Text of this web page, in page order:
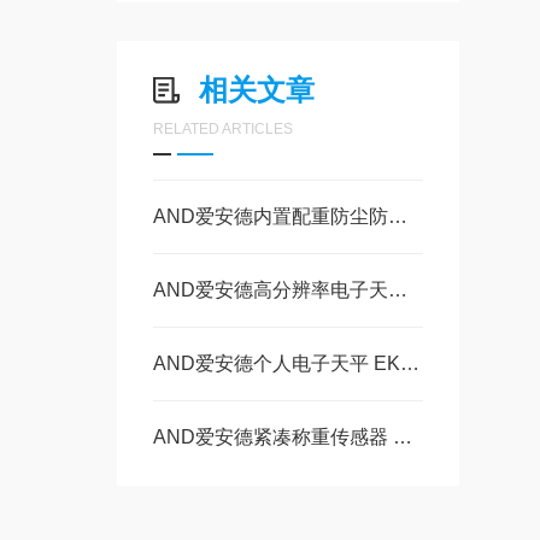
相关文章
RELATED ARTICLES
AND爱安德内置配重防尘防水电子天平 FZ-120iWP的操作使用
AND爱安德高分辨率电子天平 EJ-123B的操作使用
AND爱安德个人电子天平 EK-15KL的操作使用
AND爱安德紧凑称重传感器 AD-4212L-R50的操作使用